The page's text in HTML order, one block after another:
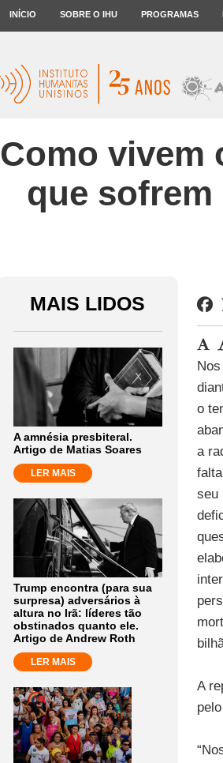
INÍCIO SOBRE O IHU PROGRAMAS
Como vivem
que
MAIS LIDOS
A amnésia presbiteral.
Artigo de Matias Soares
LER MAIS
Trump encontra (para sua
surpresa) adversários à
altura no Irã: líderes tão
obstinados quanto ele.
Artigo de Andrew Roth
LER MAIS
o
a
seu
A
pelo